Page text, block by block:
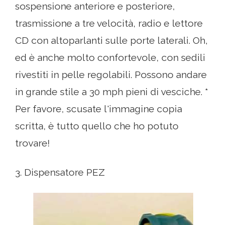
sospensione anteriore e posteriore,
trasmissione a tre velocità, radio e lettore
CD con altoparlanti sulle porte laterali. Oh,
ed è anche molto confortevole, con sedili
rivestiti in pelle regolabili. Possono andare
in grande stile a 30 mph pieni di vesciche. *
Per favore, scusate l'immagine copia
scritta, è tutto quello che ho potuto
trovare!
3. Dispensatore PEZ